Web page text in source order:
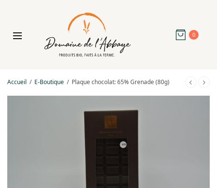
0
Accueil / E-Boutique / Plaque chocolat: 65% Grenade (80g)